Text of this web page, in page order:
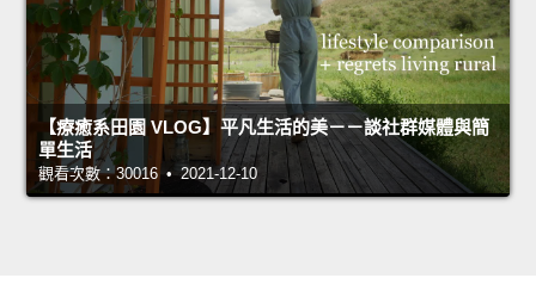
【療癒系田園 VLOG】平凡生活的美－－談社群媒體與簡
單生活
觀看次數：30016 • 2021-12-10